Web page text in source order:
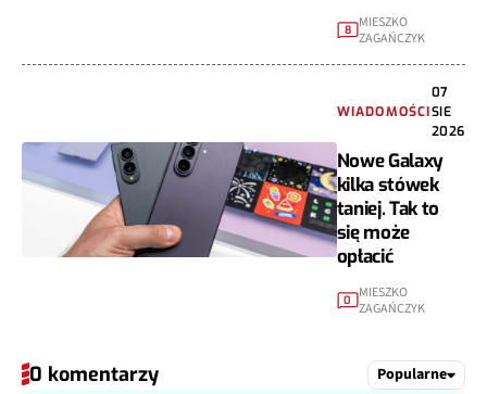
8 MIESZKO
ZAGAŃCZYK
WIADOMOŚCI
07
SIE
2026
Nowe Galaxy
kilka stówek
taniej. Tak to
się może
opłacić
0 MIESZKO
ZAGAŃCZYK
0 komentarzy Popularne